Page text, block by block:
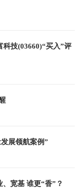
科技(03660)“买入”评
展领航案例”
宽基 谁更“香”？